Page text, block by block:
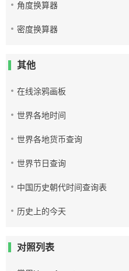
角度换算器
密度换算器
其他
在线涂鸦画板
世界各地时间
世界各地货币查询
世界节日查询
中国历史朝代时间查询表
历史上的今天
对照列表